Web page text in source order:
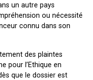
un autre pays
ou nécessité
connu dans son
des plaintes
pour l’Ethique en
que le dossier est